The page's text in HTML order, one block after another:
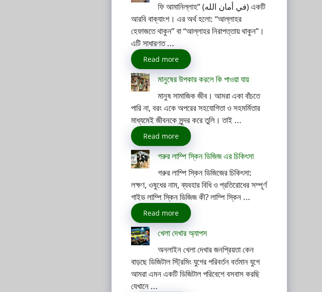
ফি আমানিল্লাহ” (في أمان الله) একটি
আরবি বাক্যাংশ। এর অর্থ হলো: “আল্লাহর
হেফাজতে থাকুন” বা “আল্লাহর নিরাপত্তায় থাকুন”।
এটি সাধারণত ...
Read more
মানুষের উপকার করলে কি পাওয়া যায়
মানুষ সামাজিক জীব। আমরা একা বাঁচতে
পারি না, বরং একে অপরের সহযোগিতা ও সহমর্মিতার
মাধ্যমেই জীবনকে সুন্দর করে তুলি। তাই ...
Read more
গরুর লাম্পি স্কিন ডিজিজ এর চিকিৎসা
গরুর লাম্পি স্কিন ডিজিজের চিকিৎসা:
লক্ষণ, ওষুধের নাম, ব্যবহার বিধি ও প্রতিরোধের সম্পূর্ণ
গাইড লাম্পি স্কিন ডিজিজ কী? লাম্পি স্কিন ...
Read more
খেলা দেখার অ্যাপস
অনলাইন খেলা দেখার জনপ্রিয়তা কেন
বাড়ছে ডিজিটাল স্ট্রিমিং যুগের পরিবর্তন বর্তমান যুগে
আমরা এমন একটি ডিজিটাল পরিবেশে বসবাস করছি
যেখানে ...